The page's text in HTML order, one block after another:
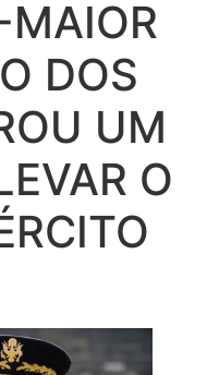
MAIOR
DOS
UM
O